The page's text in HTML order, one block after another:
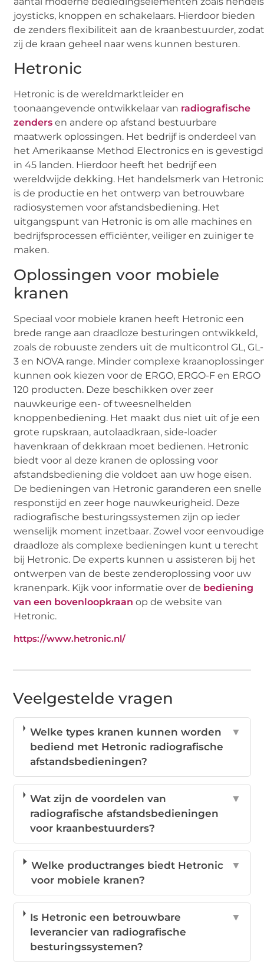
joysticks, knoppen en schakelaars. Hierdoor bieden
de zenders flexibiliteit aan de kraanbestuurder,
zij de kraan geheel naar wens kunnen besturen.
Hetronic
Hetronic is de wereldmarktleider en
toonaangevende ontwikkelaar van radiografische
zenders en andere op afstand bestuurbare
maatwerk oplossingen. Het bedrijf is onderdeel van
het Amerikaanse Method Electronics en is gevestigd
in 45 landen. Hierdoor heeft het bedrijf een
wereldwijde dekking. Het handelsmerk van Hetronic
is de productie en het ontwerp van betrouwbare
radiosystemen voor afstandsbediening. Het
uitgangspunt van Hetronic is om alle machines en
bedrijfsprocessen efficiënter, veiliger en zuiniger te
maken.
Oplossingen voor mobiele
kranen
Speciaal voor mobiele kranen heeft Hetronic een
brede range aan draadloze besturingen ontwikkeld,
zoals de robuuste zenders uit de multicontrol GL, GL-
3 en NOVA range. Minder complexe
kunnen ook kiezen voor de ERGO, ERGO-F en ERGO
120 producten. Deze beschikken over zeer
nauwkeurige een- of tweesnelhelden
knoppenbediening. Het maakt dus niet uit of je een
grote rupskraan, autolaadkraan, side-loader
havenkraan of dekkraan moet bedienen. Hetronic
biedt voor al deze kranen de oplossing voor
afstandsbediening die voldoet aan uw hoge eisen.
De bedieningen van Hetronic garanderen een snelle
responstijd en zeer hoge nauwkeurigheid. Deze
radiografische besturingssystemen zijn op ieder
wenselijk moment inzetbaar. Zowel voor eenvoudige
draadloze als complexe bedieningen kunt u terecht
bij Hetronic. De experts kunnen u assisteren bij het
ontwerpen van de beste zenderoplossing voor uw
kranenpark. Kijk voor informatie over de bediening
van een bovenloopkraan op de website van
Hetronic.
https://www.hetronic.nl/
Veelgestelde vragen
Welke types kranen kunnen worden
bediend met Hetronic radiografische
afstandsbedieningen?
▼
Wat zijn de voordelen van
radiografische afstandsbedieningen
voor kraanbestuurders?
▼
Welke productranges biedt Hetronic
voor mobiele kranen?
▼
Is Hetronic een betrouwbare
leverancier van radiografische
besturingssystemen?
▼